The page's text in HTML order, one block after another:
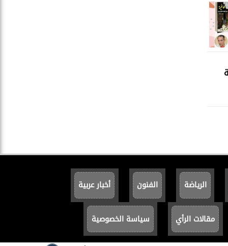
الرياضة الفنون أخبار عربية
مقالات الرأي سياسة الخصوصية